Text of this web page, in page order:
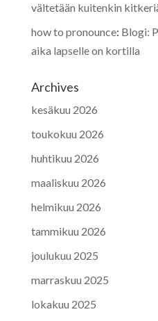
vältetään kuitenkin
how to pronounce: Blogi:
aika lapselle on kortilla
Archives
kesäkuu 2026
toukokuu 2026
huhtikuu 2026
maaliskuu 2026
helmikuu 2026
tammikuu 2026
joulukuu 2025
marraskuu 2025
lokakuu 2025